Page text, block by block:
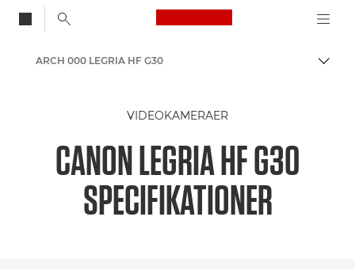
Canon Logo, back
Skift
ARCH 000 LEGRIA HF G30
VIDEOKAMERAER
CANON LEGRIA HF G30
SPECIFIKATIONER